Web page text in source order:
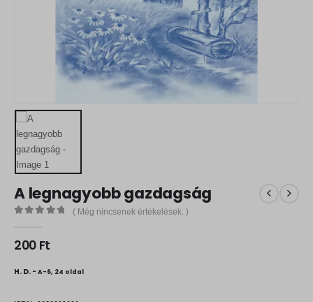
A legnagyobb gazdagság
( Még nincsenek értékelések. )
200 Ft
H. D. - A-6, 24 oldal